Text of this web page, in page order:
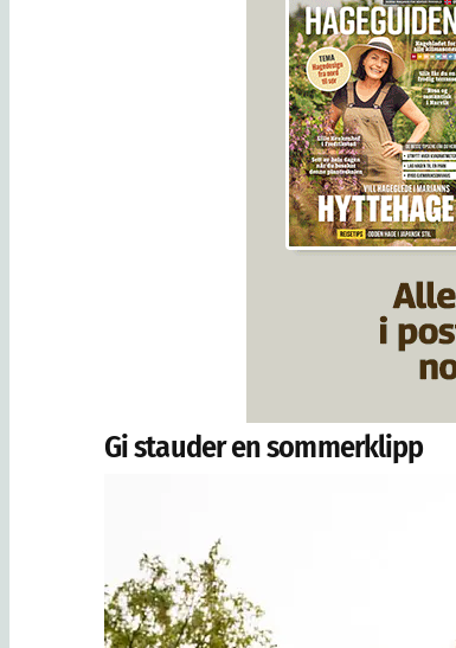
Gi stauder en sommerklipp